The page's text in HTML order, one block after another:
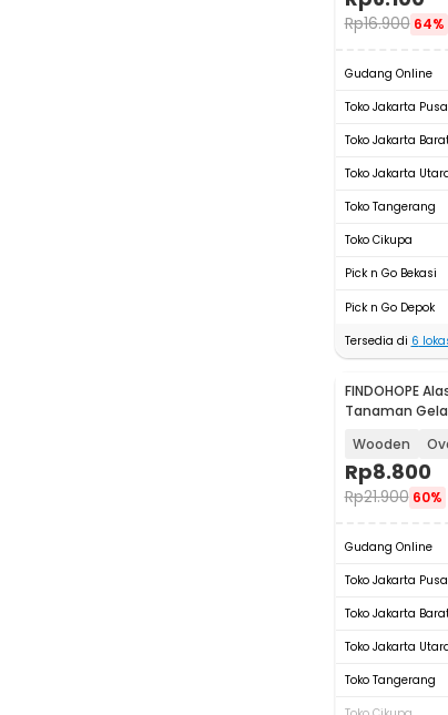
Rp16.900 64%
Gudang Online
Toko Jakarta
Toko Jakarta
Toko Jakarta
Toko Tangerang
Toko Cikupa
Pick n Go Bekasi
Pick n Go Depok
Tersedia di 6
FINDOHOPE
Tanaman
Wooden
Rp8.800
Rp21.900 60%
Gudang Online
Toko Jakarta
Toko Jakarta
Toko Jakarta
Toko Tangerang